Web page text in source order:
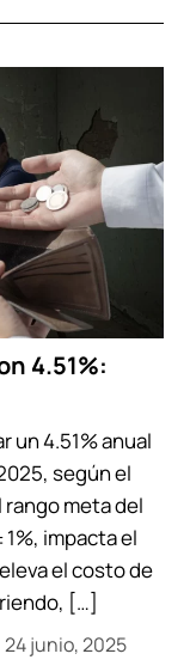
4.51%:
24 junio, 2025
un 4.51% anual
según el
rango meta del
impacta el
el costo de
[…]